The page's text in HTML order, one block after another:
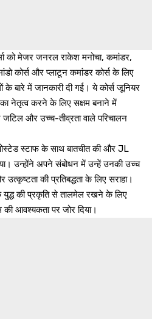
को मेजर जनरल राकेश मनोचा, कमांडर,
कोर्स और प्लाटून कमांडर कोर्स के लिए
के बारे में जानकारी दी गई। ये कोर्स जूनियर
नेतृत्व करने के लिए सक्षम बनाने में
जटिल और उच्च-तीव्रता वाले परिचालन
स्टाफ के साथ बातचीत की और JL
उन्होंने अपने संबोधन में उन्हें उनकी उच्च
की प्रतिबद्धता के लिए सराहा।
की प्रकृति से तालमेल रखने के लिए
की आवश्यकता पर जोर दिया।